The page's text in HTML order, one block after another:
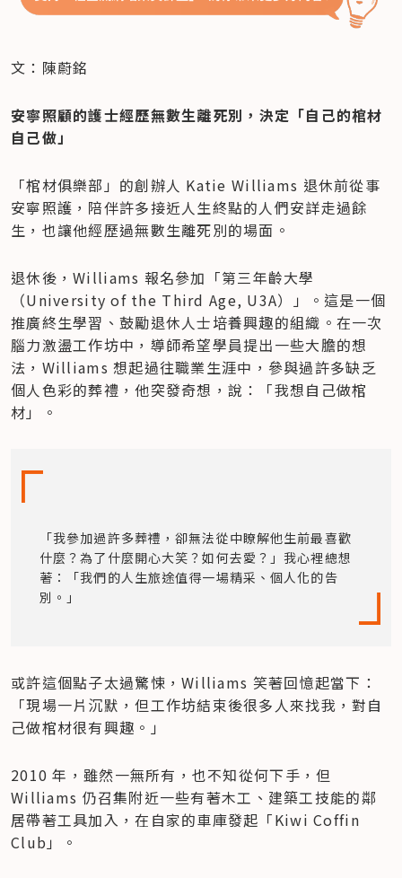
文：陳蔚銘
安寧照顧的護士經歷無數生離死別，決定「自己的棺材
自己做」
「棺材俱樂部」的創辦人 Katie Williams 退休前從事
安寧照護，陪伴許多接近人生終點的人們安詳走過餘
生，也讓他經歷過無數生離死別的場面。
退休後，Williams 報名參加「第三年齡大學
（University of the Third Age, U3A）」。這是一個
推廣終生學習、鼓勵退休人士培養興趣的組織。在一次
腦力激盪工作坊中，導師希望學員提出一些大膽的想
法，Williams 想起過往職業生涯中，參與過許多缺乏
個人色彩的葬禮，他突發奇想，說：「我想自己做棺
材」。
「我參加過許多葬禮，卻無法從中瞭解他生前最喜歡
什麼？為了什麼開心大笑？如何去愛？」我心裡總想
著：「我們的人生旅途值得一場精采、個人化的告
別。」
或許這個點子太過驚悚，Williams 笑著回憶起當下：
「現場一片沉默，但工作坊結束後很多人來找我，對自
己做棺材很有興趣。」
2010 年，雖然一無所有，也不知從何下手，但
Williams 仍召集附近一些有著木工、建築工技能的鄰
居帶著工具加入，在自家的車庫發起「Kiwi Coffin
Club」。